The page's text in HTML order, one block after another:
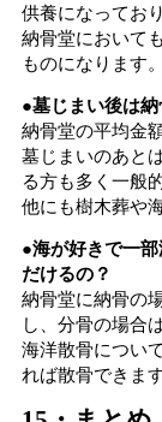
供養になってお
納骨堂において
ものになります。
●墓じまい後は納
納骨堂の平均金
墓じまいのあと
る方も多く一般
他にも樹木葬や
●海が好きで一
だけるの？
納骨堂に納骨の
し、分骨の場合
海洋散骨につい
れば散骨できます